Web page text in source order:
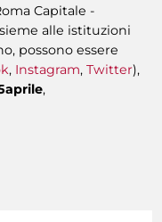
Capitale -
alle istituzioni
possono essere
, Instagram, Twitter),
,